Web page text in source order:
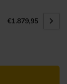
€1.879,95